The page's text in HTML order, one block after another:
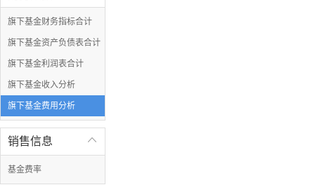
旗下基金财务指标合计
旗下基金资产负债表合计
旗下基金利润表合计
旗下基金收入分析
旗下基金费用分析

销售信息
基金费率